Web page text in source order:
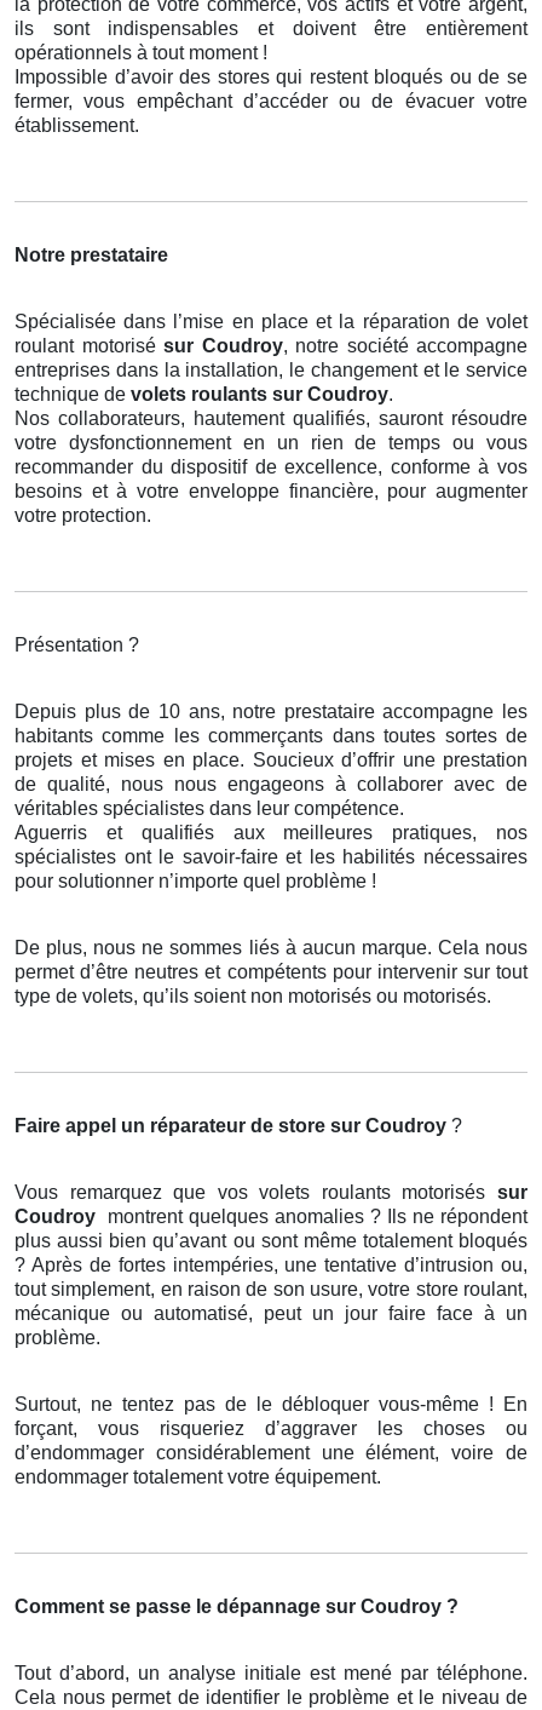
la protection de votre commerce, vos actifs et votre argent,
ils sont indispensables et doivent être entièrement
opérationnels à tout moment !
Impossible d’avoir des stores qui restent bloqués ou de se
fermer, vous empêchant d’accéder ou de évacuer votre
établissement.
Notre prestataire
Spécialisée dans l’mise en place et la réparation de volet
roulant motorisé sur Coudroy, notre société accompagne
entreprises dans la installation, le changement et le service
technique de volets roulants sur Coudroy.
Nos collaborateurs, hautement qualifiés, sauront résoudre
votre dysfonctionnement en un rien de temps ou vous
recommander du dispositif de excellence, conforme à vos
besoins et à votre enveloppe financière, pour augmenter
votre protection.
Présentation ?
Depuis plus de 10 ans, notre prestataire accompagne les
habitants comme les commerçants dans toutes sortes de
projets et mises en place. Soucieux d’offrir une prestation
de qualité, nous nous engageons à collaborer avec de
véritables spécialistes dans leur compétence.
Aguerris et qualifiés aux meilleures pratiques, nos
spécialistes ont le savoir-faire et les habilités nécessaires
pour solutionner n’importe quel problème !
De plus, nous ne sommes liés à aucun marque. Cela nous
permet d’être neutres et compétents pour intervenir sur tout
type de volets, qu’ils soient non motorisés ou motorisés.
Faire appel un réparateur de store sur Coudroy ?
Vous remarquez que vos volets roulants motorisés sur
Coudroy
montrent quelques anomalies ? Ils ne répondent
plus aussi bien qu’avant ou sont même totalement bloqués
? Après de fortes intempéries, une tentative d’intrusion ou,
tout simplement, en raison de son usure, votre store roulant,
mécanique ou automatisé, peut un jour faire face à un
problème.
Surtout, ne tentez pas de le débloquer vous-même ! En
forçant, vous risqueriez d’aggraver les choses ou
d’endommager considérablement une élément, voire de
endommager totalement votre équipement.
Comment se passe le dépannage sur Coudroy ?
Tout d’abord, un analyse initiale est mené par téléphone.
Cela nous permet de identifier le problème et le niveau de